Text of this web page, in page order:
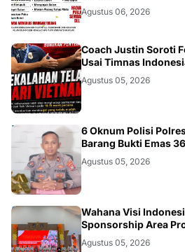
Agustus 06, 2026
JAKARTA
Coach Justin Soroti
Usai Timnas
Agustus 05, 2026
BAUBAU
6 Oknum Polisi
Barang Bukti Emas
Agustus 05, 2026
KALBAR
Wahana Visi
Sponsorship Area
Agustus 05, 2026